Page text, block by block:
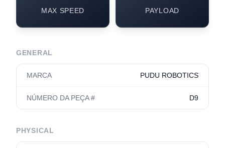
MAX SPEED PAYLOAD
GENERAL
MARCA PUDU ROBOTICS
NÚMERO DA PEÇA # D9
PHYSICAL